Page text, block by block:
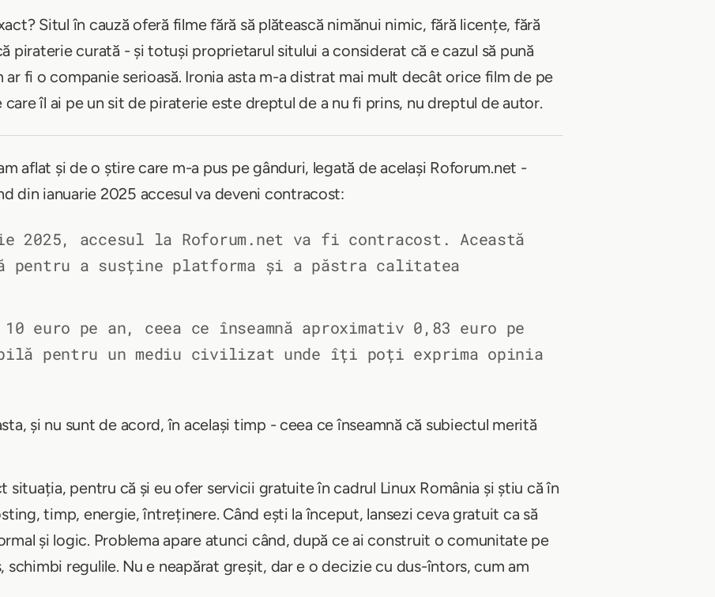
Situl în cauză oferă filme fără să plătească nimănui nimic, fără licențe, fără
piraterie curată - și totuși proprietarul sitului a considerat că e cazul să pună
fi o companie serioasă. Ironia asta m-a distrat mai mult decât orice film de pe
îl ai pe un sit de piraterie este dreptul de a nu fi prins, nu dreptul de autor.
aflat și de o știre care m-a pus pe gânduri, legată de același Roforum.net -
din ianuarie 2025 accesul va deveni contracost:
2025, accesul la Roforum.net va fi contracost. Această
pentru a susține platforma și a păstra calitatea
euro pe an, ceea ce înseamnă aproximativ 0,83 euro pe
pentru un mediu civilizat unde îți poți exprima opinia
și nu sunt de acord, în același timp - ceea ce înseamnă că subiectul merită
situația, pentru că și eu ofer servicii gratuite în cadrul Linux România și știu că în
timp, energie, întreținere. Când ești la început, lansezi ceva gratuit ca să
și logic. Problema apare atunci când, după ce ai construit o comunitate pe
regulile. Nu e neapărat greșit, dar e o decizie cu dus-întors, cum am